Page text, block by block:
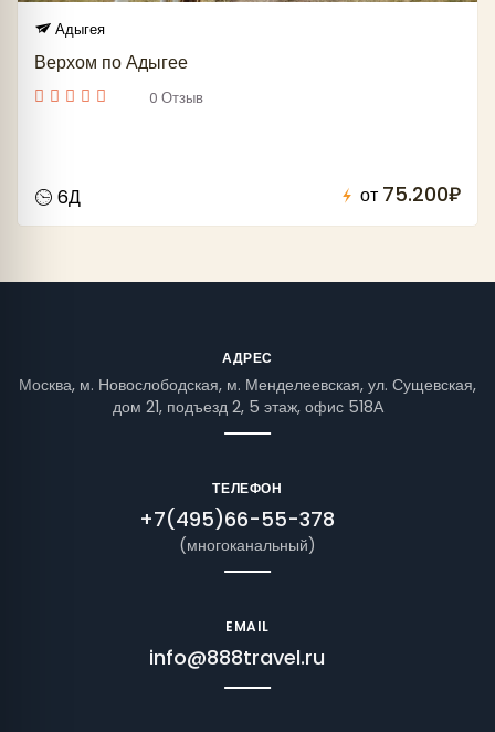
Адыгея
Верхом по Адыгее
0 Отзыв
6Д от 75.200₽
АДРЕС
Москва, м. Новослободская, м. Менделеевская, ул. Сущевская,
дом 21, подъезд 2, 5 этаж, офис 518А
ТЕЛЕФОН
+7(495)66-55-378
(многоканальный)
EMAIL
info@888travel.ru